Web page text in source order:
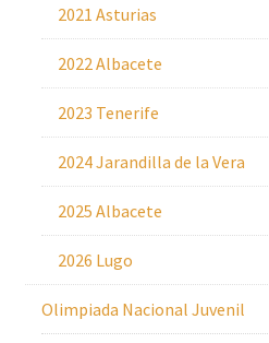
2021 Asturias
2022 Albacete
2023 Tenerife
2024 Jarandilla de la Vera
2025 Albacete
2026 Lugo
Olimpiada Nacional Juvenil